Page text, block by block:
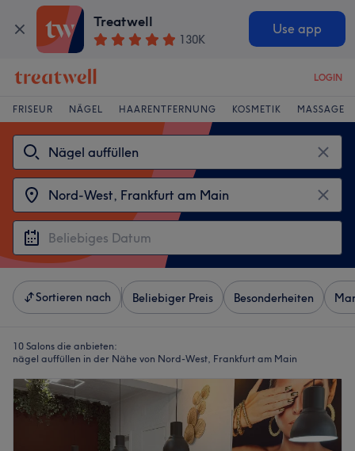
Treatwell
130K
Use app
LOGIN
FRISEUR NÄGEL HAARENTFERNUNG KOSMETIK MASSAGE
Sortieren nach Beliebiger Preis Besonderheiten
10 Salons die anbieten:
nägel auffüllen in der Nähe von Nord-West, Frankfurt am Main